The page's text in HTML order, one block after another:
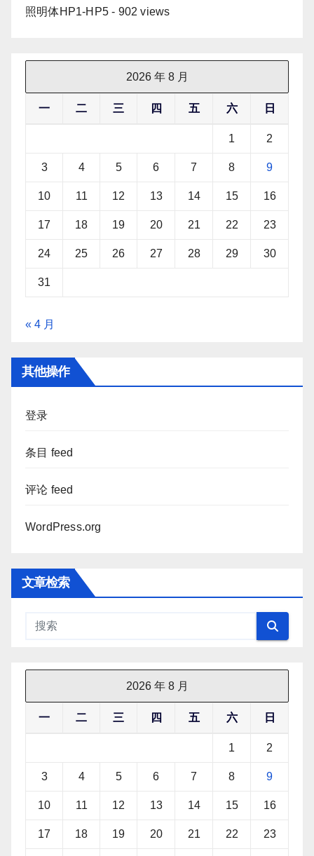
照明体HP1-HP5 - 902 views
2026 年 8 月
一 二 三 四 五 六 日
1 2
3 4 5 6 7 8 9
10 11 12 13 14 15 16
17 18 19 20 21 22 23
24 25 26 27 28 29 30
31
« 4 月
其他操作
登录
条目 feed
评论 feed
WordPress.org
文章检索
2026 年 8 月
一 二 三 四 五 六 日
1 2
3 4 5 6 7 8 9
10 11 12 13 14 15 16
17 18 19 20 21 22 23